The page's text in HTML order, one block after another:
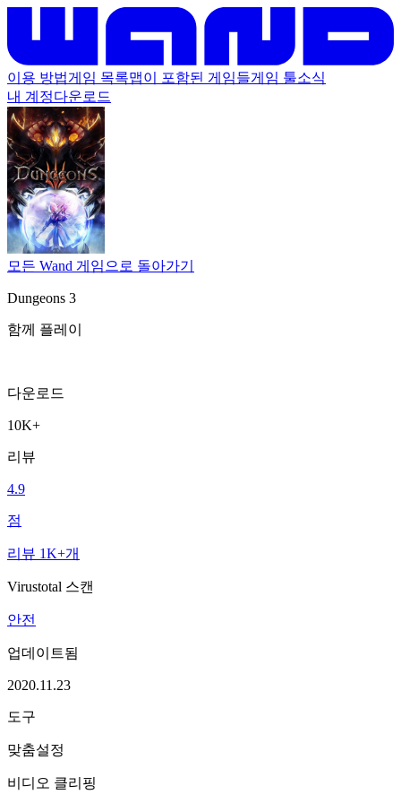
이용 방법게임 목록맵이 포함된 게임들게임 툴소식
내 계정다운로드
모든 Wand 게임으로 돌아가기
Dungeons 3
함께 플레이
다운로드
10K+
리뷰
4.9
점
리뷰 1K+개
Virustotal 스캔
안전
업데이트됨
2020.11.23
도구
맞춤설정
비디오 클리핑